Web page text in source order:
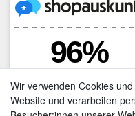
Wir verwenden Cookies
Website und verarbeiten